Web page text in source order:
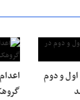
و دوم